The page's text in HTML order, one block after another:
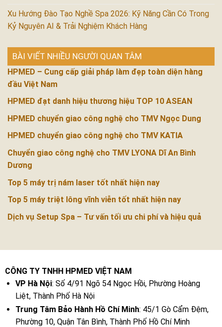
Xu Hướng Đào Tạo Nghề Spa 2026: Kỹ Năng Cần Có Trong
Kỷ Nguyên AI & Trải Nghiệm Khách Hàng
BÀI VIẾT NHIỀU NGƯỜI QUAN TÂM
HPMED – Cung cấp giải pháp làm đẹp toàn diện hàng
đầu Việt Nam
HPMED đạt danh hiệu thương hiệu TOP 10 ASEAN
HPMED chuyển giao công nghệ cho TMV Ngọc Dung
HPMED chuyển giao công nghệ cho TMV KATIA
Chuyển giao công nghệ cho TMV LYONA Dĩ An Bình
Dương
Top 5 máy trị nám laser tốt nhất hiện nay
Top 5 máy triệt lông vĩnh viễn tốt nhất hiện nay
Dịch vụ Setup Spa – Tư vấn tối ưu chi phí và hiệu quả
CÔNG TY TNHH HPMED VIỆT NAM
VP Hà Nội: Số 4/91 Ngõ 54 Ngọc Hồi, Phường Hoàng
Liệt, Thành Phố Hà Nội
Trung Tâm Bảo Hành Hồ Chí Minh: 45/1 Gò Cẩm Đệm,
Phường 10, Quận Tân Bình, Thành Phố Hồ Chí Minh